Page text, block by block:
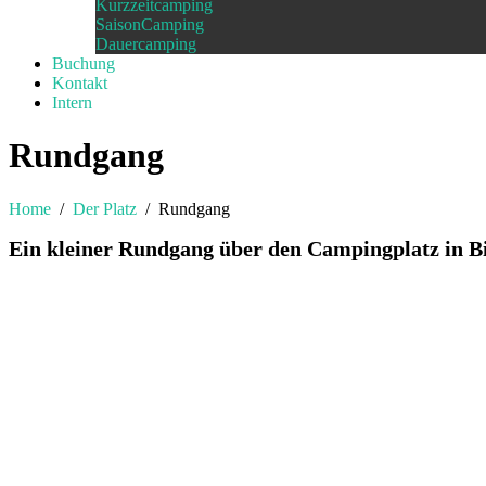
Kurzzeitcamping
SaisonCamping
Dauercamping
Buchung
Kontakt
Intern
Rundgang
Home / Der Platz / Rundgang
Ein kleiner Rundgang über den Campingplatz in